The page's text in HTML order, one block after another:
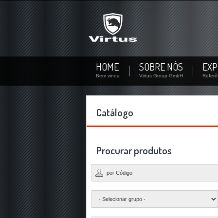
Não se inscreveu?
Inscreva-se agora! Por sua conta pessoal você pode
disponibilidade de estoque de cada produto.
Não registrado ainda? Criar um usuário
HOME
Bem vinda
SOBRE NÓS
Virtus Group GmbH
Catálogo
Procurar produtos